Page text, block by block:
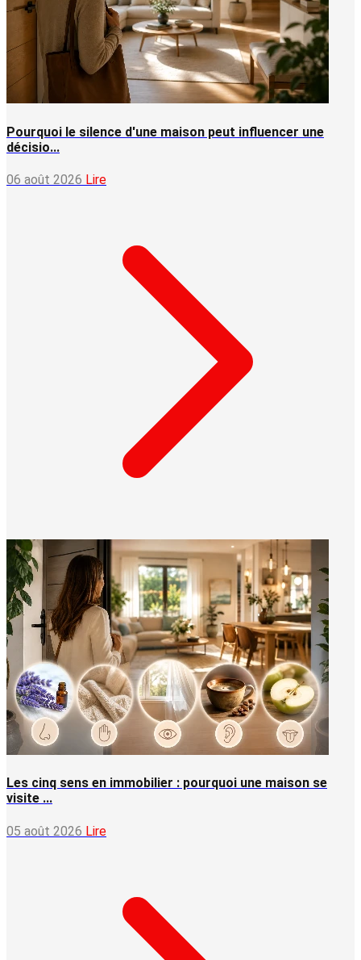
Pourquoi le silence d'une maison peut influencer une
décisio...
06 août 2026 Lire
Les cinq sens en immobilier : pourquoi une maison se
visite ...
05 août 2026 Lire